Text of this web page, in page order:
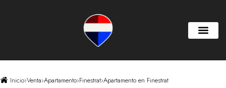
Inicio›Venta›Apartamento›Finestrat›Apartamento en Finestrat